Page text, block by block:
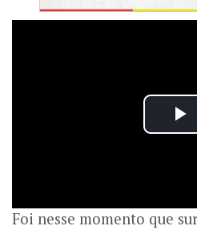
Foi nesse momento que